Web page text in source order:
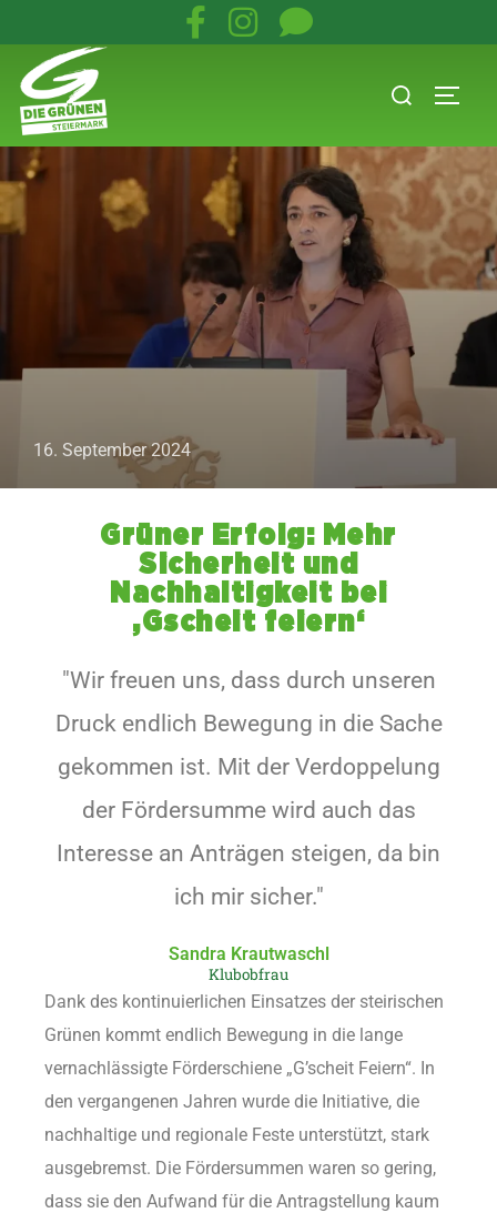
16. September 2024
Grüner Erfolg: Mehr
Sicherheit und
Nachhaltigkeit bei
‚Gscheit feiern‘
"Wir freuen uns, dass durch unseren
Druck endlich Bewegung in die Sache
gekommen ist. Mit der Verdoppelung
der Fördersumme wird auch das
Interesse an Anträgen steigen, da bin
ich mir sicher."
Sandra Krautwaschl
Klubobfrau
Dank des kontinuierlichen Einsatzes der steirischen
Grünen kommt endlich Bewegung in die lange
vernachlässigte Förderschiene „G’scheit Feiern“. In
den vergangenen Jahren wurde die Initiative, die
nachhaltige und regionale Feste unterstützt, stark
ausgebremst. Die Fördersummen waren so gering,
dass sie den Aufwand für die Antragstellung kaum